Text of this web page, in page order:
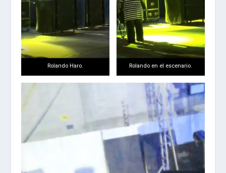
Rolando Haro. Rolando en el escenario.